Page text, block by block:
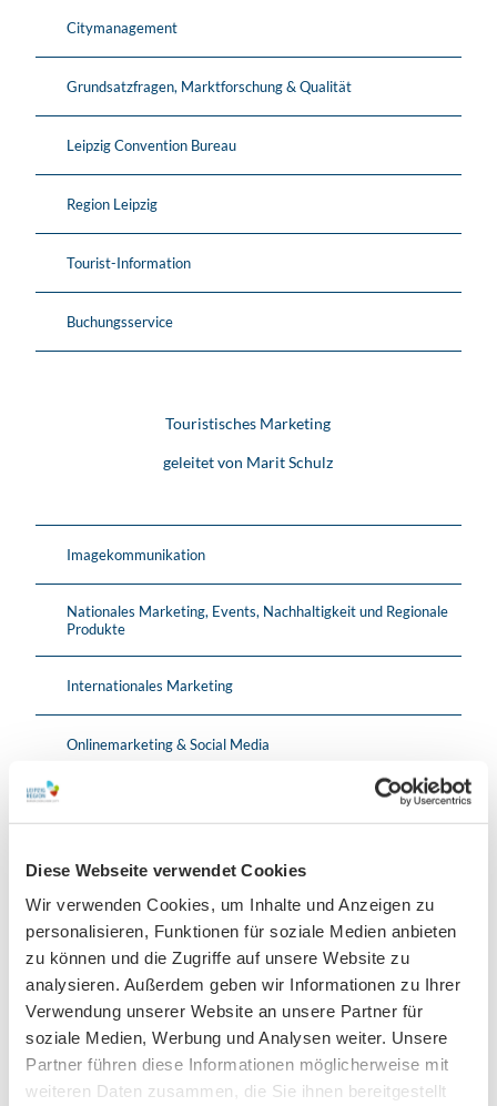
Diese Webseite verwendet Cookies
Wir verwenden Cookies, um Inhalte und Anzeigen zu
personalisieren, Funktionen für soziale Medien anbieten
zu können und die Zugriffe auf unsere Website zu
analysieren. Außerdem geben wir Informationen zu Ihrer
Verwendung unserer Website an unsere Partner für
soziale Medien, Werbung und Analysen weiter. Unsere
Partner führen diese Informationen möglicherweise mit
weiteren Daten zusammen, die Sie ihnen bereitgestellt
Citymanagement
Grundsatzfragen, Marktforschung & Qualität
Leipzig Convention Bureau
Region Leipzig
Tourist-Information
Buchungsservice
Touristisches Marketing
geleitet von Marit Schulz
Imagekommunikation
Nationales Marketing, Events, Nachhaltigkeit und Regionale
Produkte
Internationales Marketing
Onlinemarketing & Social Media
Rechnungswesen, Controlling, Personal & Office
Management
geleitet von Marcus Jaeger
Buchhaltung